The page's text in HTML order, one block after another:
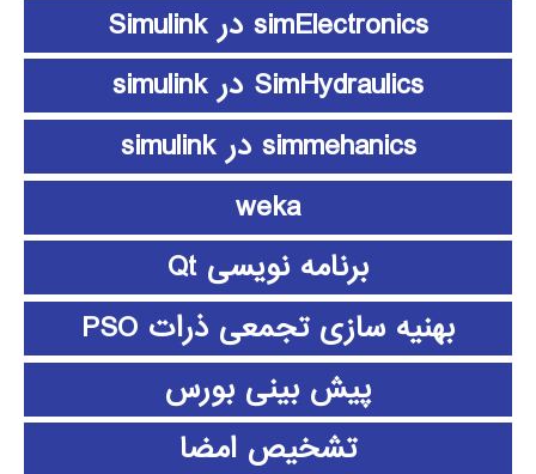
simElectronics در Simulink
SimHydraulics در simulink
simmehanics در simulink
weka
برنامه نویسی Qt
بهنیه سازی تجمعی ذرات PSO
پیش بینی بورس
تشخیص امضا